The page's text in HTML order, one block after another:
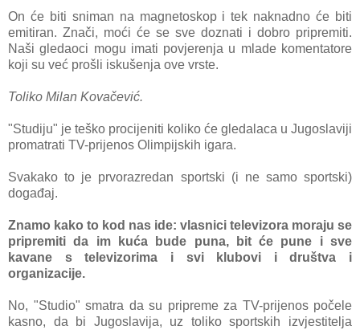
On će biti sniman na magnetoskop i tek naknadno će biti
emitiran. Znači, moći će se sve doznati i dobro pripremiti.
Naši gledaoci mogu imati povjerenja u mlade komentatore
koji su već prošli iskušenja ove vrste.
Toliko Milan Kovačević.
"Studiju" je teško procijeniti koliko će gledalaca u Jugoslaviji
promatrati TV-prijenos Olimpijskih igara.
Svakako to je prvorazredan sportski (i ne samo sportski)
događaj.
Znamo kako to kod nas ide: vlasnici televizora moraju se
pripremiti da im kuća bude puna, bit će pune i sve
kavane s televizorima i svi klubovi i društva i
organizacije.
No, "Studio" smatra da su pripreme za TV-prijenos počele
kasno, da bi Jugoslavija, uz toliko sportskih izvjestitelja